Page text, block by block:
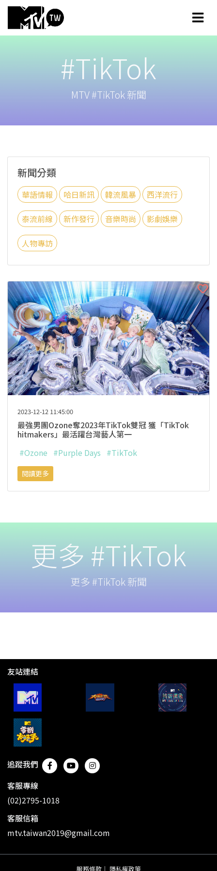
#TikTok
MTV #TikTok 新聞
新聞分類
華語情報 哈日新訊 韓流風暴 西洋流行
泰流前線 新作發行 音樂時尚 影劇娛樂
人物專訪
2023-12-12 11:45:00
最強男團Ozone奪2023年TikTok雙冠 獲「TikTok
hitmakers」最活躍台灣藝人第一
#Ozone #Purple Days #TikTok
閱讀更多
更多 #TikTok
更多 #TikTok 新聞
友站連結
追蹤我們
客服專線
(02)2795-1018
客服信箱
mtv.taiwan2019@gmail.com
服務條款 ｜ 隱私權政策